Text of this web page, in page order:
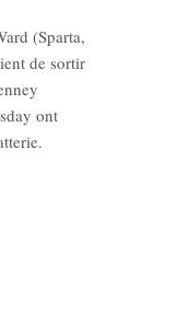
(Sparta,
de sortir
ont